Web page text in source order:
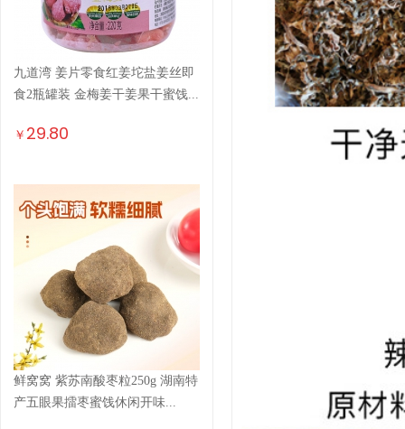
九道湾 姜片零食红姜坨盐姜丝即
食2瓶罐装 金梅姜干姜果干蜜饯...
￥ 29.80
鲜窝窝 紫苏南酸枣粒250g 湖南特
产五眼果擂枣蜜饯休闲开味...